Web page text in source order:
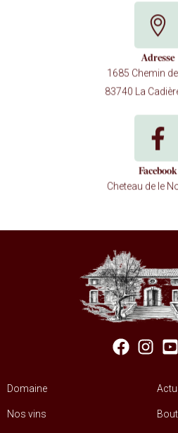
Adresse
1685 Chemin
83740 La
Facebook
Cheteau de le
Domaine
Nos vins